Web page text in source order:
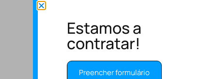
Estamos a
contratar!
Preencher formulário